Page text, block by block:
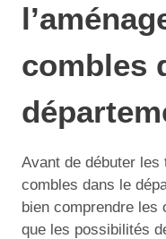
combles
Avant de débuter les
combles dans le
bien comprendre les
que les possibilités